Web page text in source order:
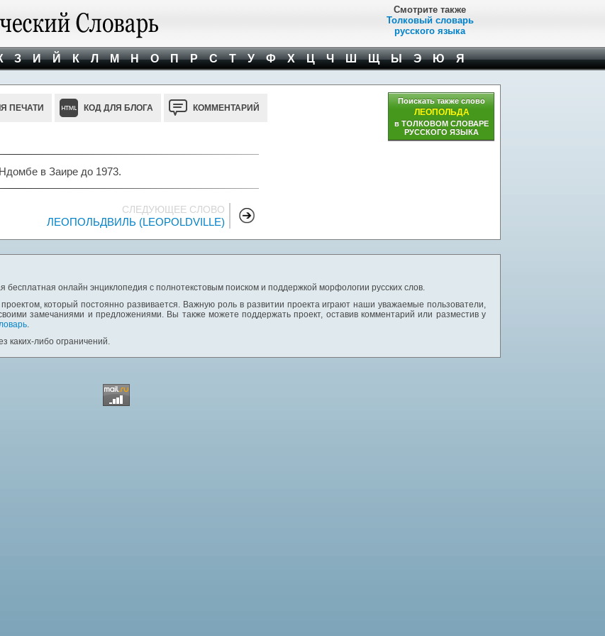
Смотрите также
Толковый словарь
русского языка
З И Й К Л М Н О П Р С Т У Ф Х Ц Ч Ш Щ Ы Э Ю Я
ПЕЧАТИ КОД ДЛЯ БЛОГА КОММЕНТАРИЙ
в Заире до 1973.
СЛЕДУЮЩЕЕ СЛОВО
ЛЕОПОЛЬДВИЛЬ (LEOPOLDVILLE)
Поискать также слово
ЛЕОПОЛЬДА
в ТОЛКОВОМ СЛОВАРЕ
РУССКОГО ЯЗЫКА
бесплатная онлайн энциклопедия с полнотекстовым поиском и поддержкой морфологии русских слов.
который постоянно развивается. Важную роль в развитии проекта играют наши уважаемые пользователи,
замечаниями и предложениями. Вы также можете поддержать проект, оставив комментарий или разместив у
.
каких-либо ограничений.